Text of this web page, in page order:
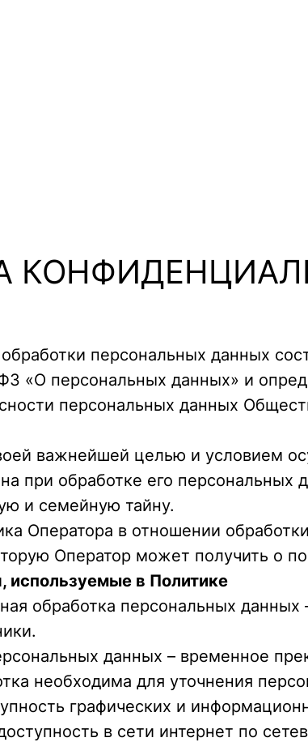
персональных данных
«О персональных данных» и
персональных данных
важнейшей целью и условием
при обработке его
и семейную тайну.
Оператора в отношении
Оператор может получить о
используемые в Политике
обработка персональных
данных – временное
необходима для уточнения
графических и
в сети интернет по